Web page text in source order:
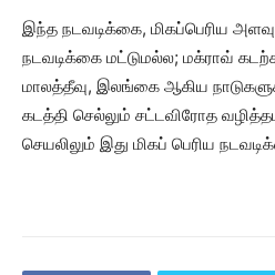
இந்த நடவடிக்கை, மிகப்பெரிய அளவு
நடவடிக்கை மட்டுமல்ல; மக்ராவ்
மாலத்தீவு, இலங்கை ஆகிய
கடத்தி செல்லும் சட்டவிரோத
செயலிலும் இது மிகப் பெரிய